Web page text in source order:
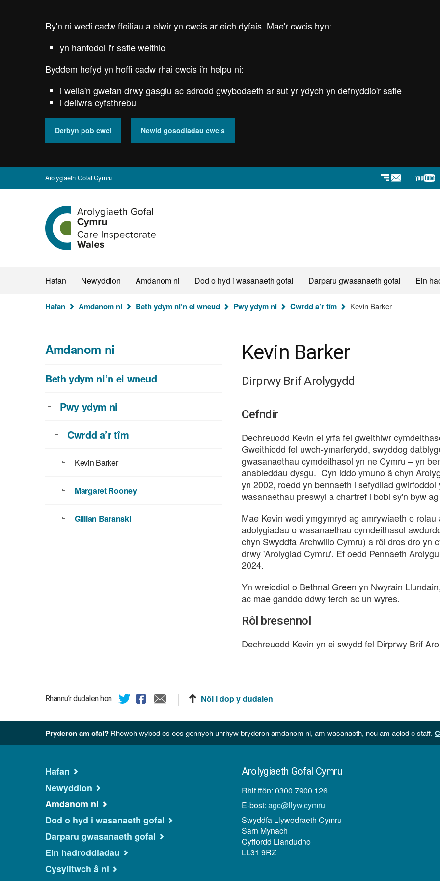
Ry'n ni wedi cadw ffeiliau a elwir yn cwcis ar eich dyfais. Mae'r cwcis hyn:
yn hanfodol i'r safle weithio
Byddem hefyd yn hoffi cadw rhai cwcis i'n helpu ni:
i wella'n gwefan drwy gasglu ac adrodd gwybodaeth ar sut yr ydych yn defnyddio'r safle
i deilwra cyfathrebu
Derbyn pob cwci Newid gosodiadau cwcis
Arolygiaeth Gofal Cymru Newyddlenni
Ewch
i
hafan
Arolygiaeth
Gofal
Hafan Newyddion Amdanom ni Dod o hyd i wasanaeth gofal Darparu gwasanaeth gofal Ein
Rydych
Hafan Amdanom ni Beth ydym ni’n ei wneud Pwy ydym ni Cwrdd a’r tîm Kevin Barker
Kevin Barker
Dirprwy Brif Arolygydd
Cefndir
Dechreuodd Kevin ei yrfa fel gweithiwr
Gweithiodd fel uwch-ymarferydd, swyddog
gwasanaethau cymdeithasol yn ne Cymru – yn
anableddau dysgu. Cyn iddo ymuno â chyn
yn 2002, roedd yn bennaeth i sefydliad
wasanaethau preswyl a chartref i bobl sy'n byw
Mae Kevin wedi ymgymryd ag amrywiaeth o
adolygiadau o wasanaethau cymdeithasol
chyn Swyddfa Archwilio Cymru) a rôl dros dro yn
drwy 'Arolygiad Cymru'. Ef oedd Pennaeth
2024.
Yn wreiddiol o Bethnal Green yn Nwyrain
ac mae ganddo ddwy ferch ac un wyres.
Rôl bresennol
Dechreuodd Kevin yn ei swydd fel Dirprwy Brif
Amdanom ni
Beth ydym ni’n ei wneud
Pwy ydym ni
Cwrdd a’r tîm
Kevin Barker
Margaret Rooney
Gillian Baranski
Rhannu’r dudalen hon Nôl i dop y dudalen
Pryderon am ofal? Rhowch wybod os oes gennych unrhyw bryderon amdanom ni, am wasanaeth, neu am aelod o staff.
Hafan
Newyddion
Amdanom ni
Dod o hyd i wasanaeth gofal
Darparu gwasanaeth gofal
Ein hadroddiadau
Cysylltwch â ni
Arolygiaeth Gofal Cymru
Rhif ffôn: 0300 7900 126
E-bost: agc@llyw.cymru
Swyddfa Llywodraeth Cymru
Sarn Mynach
Cyffordd Llandudno
LL31 9RZ